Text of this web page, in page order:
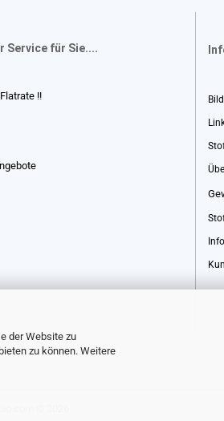
der Website zu
zu können. Weitere
Service für Sie....
!!